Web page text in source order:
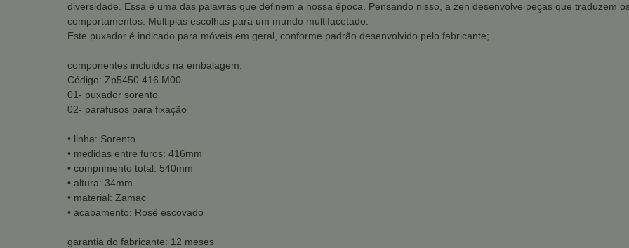
diversidade. Essa é uma das palavras que definem a nossa época. Pensando nisso, a zen desenvolve peças que traduzem
comportamentos. Múltiplas escolhas para um mundo multifacetado.
Este puxador é indicado para móveis em geral, conforme padrão desenvolvido pelo fabricante;
componentes incluídos na embalagem:
Código: Zp5450.416.M00
01- puxador sorento
02- parafusos para fixação
• linha: Sorento
• medidas entre furos: 416mm
• comprimento total: 540mm
• altura: 34mm
• material: Zamac
• acabamento: Rosê escovado
garantia do fabricante: 12 meses